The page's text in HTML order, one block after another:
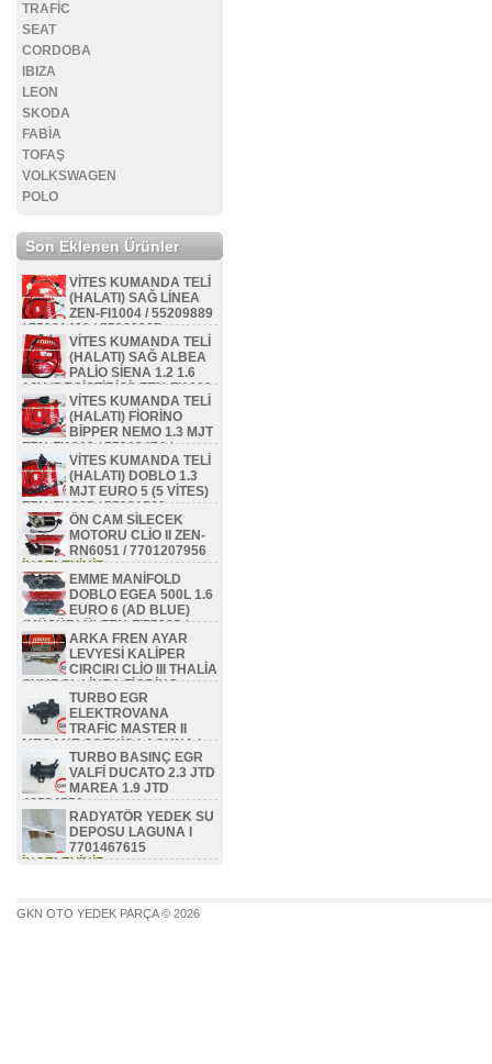
TRAFİC
SEAT
CORDOBA
IBIZA
LEON
SKODA
FABİA
TOFAŞ
VOLKSWAGEN
POLO
Son Eklenen Ürünler
VİTES KUMANDA TELİ
(HALATI) SAĞ LİNEA
ZEN-FI1004 / 55209889
/ 55231423 / 55228887
İNCELEYİNİZ...VİTES KUMANDA TELİ
(HALATI) SAĞ ALBEA
PALİO SİENA 1.2 1.6
16V (DEGİŞTİRİCİ) ZEN-FI1002
/ 46800214
İNCELEYİNİZ...
VİTES KUMANDA TELİ
(HALATI) FİORİNO
BİPPER NEMO 1.3 MJT
ZEN-FI1010 / 55212474 /
55231412 / 55218870 /
55247553 / 55212473 /
55255706
İNCELEYİNİZ...
VİTES KUMANDA TELİ
(HALATI) DOBLO 1.3
MJT EURO 5 (5 VİTES)
ZEN-FI1027 / 55221508
İNCELEYİNİZ...ÖN CAM SİLECEK
MOTORU CLİO II ZEN-
RN6051 / 7701207956
İNCELEYİNİZ...
EMME MANİFOLD
DOBLO EGEA 500L 1.6
EURO 6 (AD BLUE)
(MÜŞÜRLÜ) ZEN-FI57085 /
46336475 / 46351479 /
46354786 / 46353418
İNCELEYİNİZ...
ARKA FREN AYAR
LEVYESİ KALİPER
CIRCIRI CLİO III THALİA
SYMBOL LİNEA FİORİNO
BİPPER NEMO ZEN-FI8506 /
77362444
İNCELEYİNİZ...
TURBO EGR
ELEKTROVANA
TRAFİC MASTER II
MEGANE SCENİC LAGUNA I
1.9 DCİ F9Q 7700113071
İNCELEYİNİZ...
TURBO BASINÇ EGR
VALFİ DUCATO 2.3 JTD
MAREA 1.9 JTD
46524556
İNCELEYİNİZ...RADYATÖR YEDEK SU
DEPOSU LAGUNA I
7701467615
İNCELEYİNİZ...
GKN OTO YEDEK PARÇA © 2026